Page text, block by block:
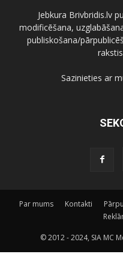
Jebkura Brivbridis.lv
modificēšana,
publiskošana/
Sazinieties ar
Par mums Kontakti
© 2012 - 2024, SIA MC